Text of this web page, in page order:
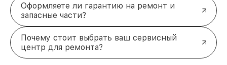
Оформляете ли гарантию на ремонт и
запасные части?
Почему стоит выбрать ваш сервисный
центр для ремонта?